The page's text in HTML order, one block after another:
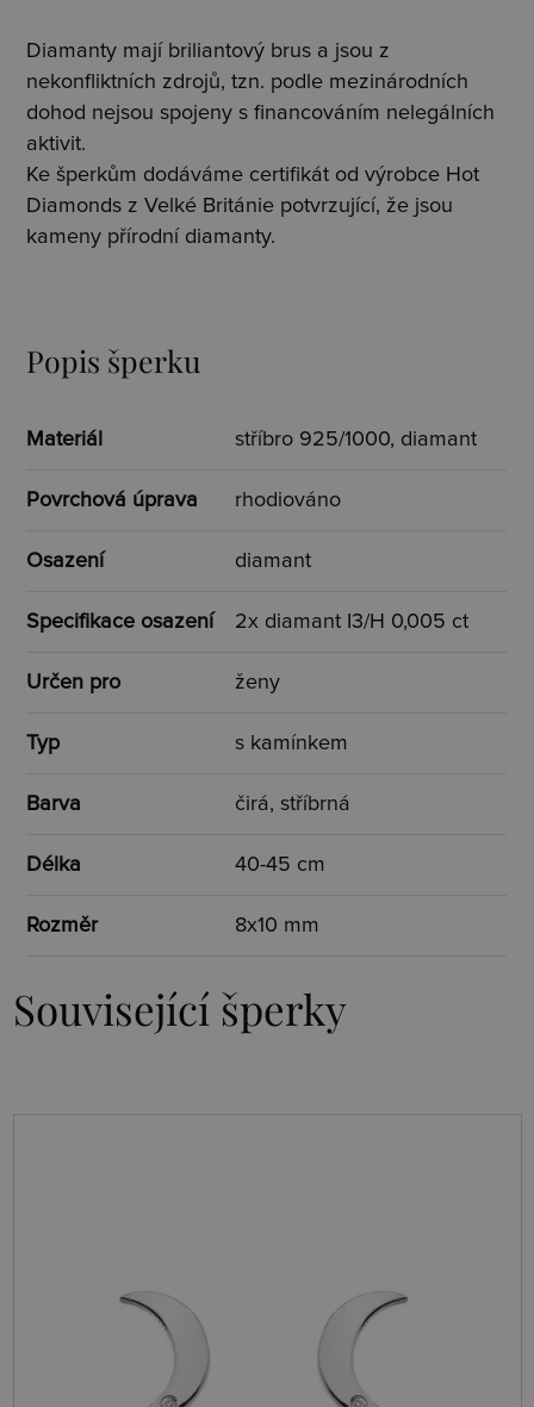
Diamanty mají briliantový brus a jsou z
nekonfliktních zdrojů, tzn. podle mezinárodních
dohod nejsou spojeny s financováním nelegálních
aktivit.
Ke šperkům dodáváme certifikát od výrobce Hot
Diamonds z Velké Británie potvrzující, že jsou
kameny přírodní diamanty.
Popis šperku
Materiál stříbro 925/1000, diamant
Povrchová úprava rhodiováno
Osazení diamant
Specifikace osazení 2x diamant I3/H 0,005 ct
Určen pro ženy
Typ s kamínkem
Barva čirá, stříbrná
Délka 40-45 cm
Rozměr 8x10 mm
Související šperky